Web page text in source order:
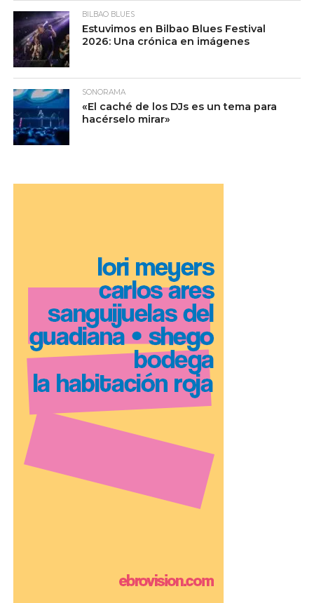
BILBAO BLUES
Estuvimos en Bilbao Blues Festival
2026: Una crónica en imágenes
SONORAMA
«El caché de los DJs es un tema para
hacérselo mirar»